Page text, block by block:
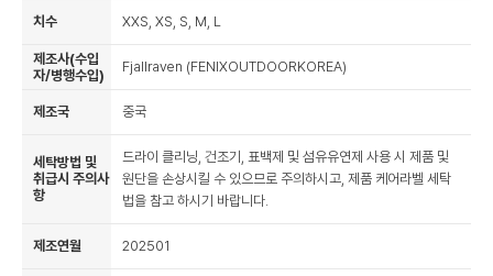
치수 XXS, XS, S, M, L
제조사(수입
자/병행수입)
Fjallraven (FENIXOUTDOORKOREA)
제조국 중국
세탁방법 및
취급시 주의사
항
드라이 클리닝, 건조기, 표백제 및 섬유유연제 사용 시 제품 및
원단을 손상시킬 수 있으므로 주의하시고, 제품 케어라벨 세탁
법을 참고 하시기 바랍니다.
제조연월 202501